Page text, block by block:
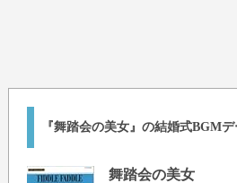
『舞踏会の美女』の結婚式BGMデ
舞踏会の美女